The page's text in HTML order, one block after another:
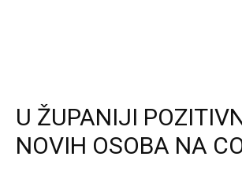
U ŽUPANIJI
NOVIH OSOBA NA